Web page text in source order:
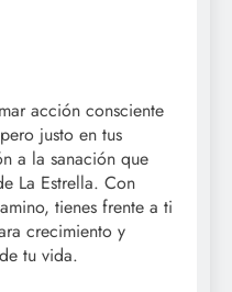
acción consciente
justo en tus
a la sanación que
La Estrella. Con
tienes frente a ti
crecimiento y
tu vida.